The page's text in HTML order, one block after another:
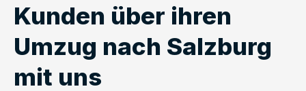
Kunden über ihren
Umzug nach Salzburg
mit uns